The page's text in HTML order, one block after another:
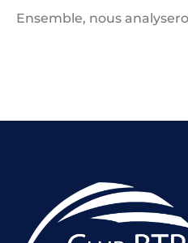
Ensemble, nous